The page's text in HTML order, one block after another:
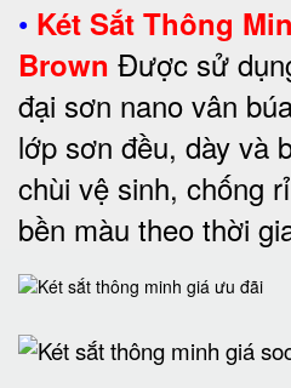
• Két Sắt Thông
Brown Được sử
đại sơn nano vân
lớp sơn đều, dày và
chùi vệ sinh, chống
bền màu theo thời